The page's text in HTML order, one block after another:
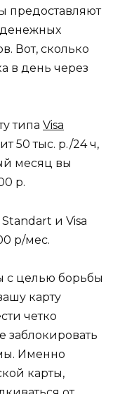
предоставляют
Вот, сколько
в день через
типа Visa
50 тыс. р./24 ч,
месяц вы
р.
и Visa
р/мес.
с целью борьбы
карту
четко
заблокировать
Именно
карты,